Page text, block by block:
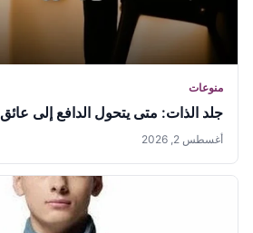
منوعات
جلد الذات: متى يتحول الدافع إلى
أغسطس 2, 2026